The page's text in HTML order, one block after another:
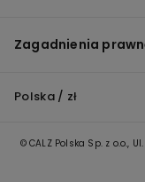
Zagadnienia
Polska / zł
© CALZ Polska Sp. z o.o.,